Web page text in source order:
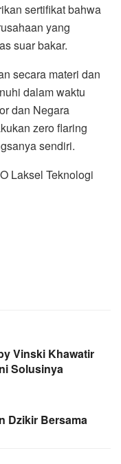
sertifikat bahwa
yang
suar bakar.
secara materi dan
dalam waktu
dan Negara
zero flaring
sendiri.
Laksel Teknologi
Vinski Khawatir
Solusinya
Dzikir Bersama